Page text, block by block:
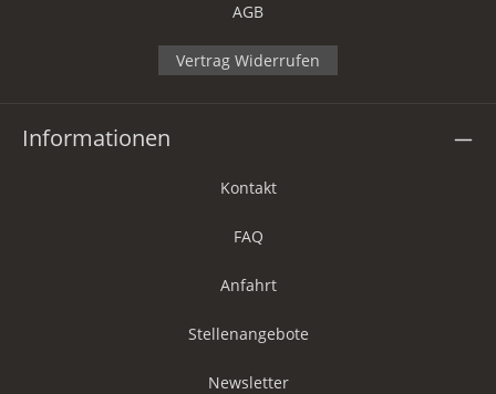
AGB
Vertrag Widerrufen
Informationen
Kontakt
FAQ
Anfahrt
Stellenangebote
Newsletter